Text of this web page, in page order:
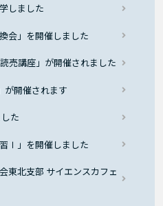
しました
会」を開催しました
売講座」が開催されました
が開催されます
た
Ⅰ」を開催しました
東北支部 サイエンスカフェ